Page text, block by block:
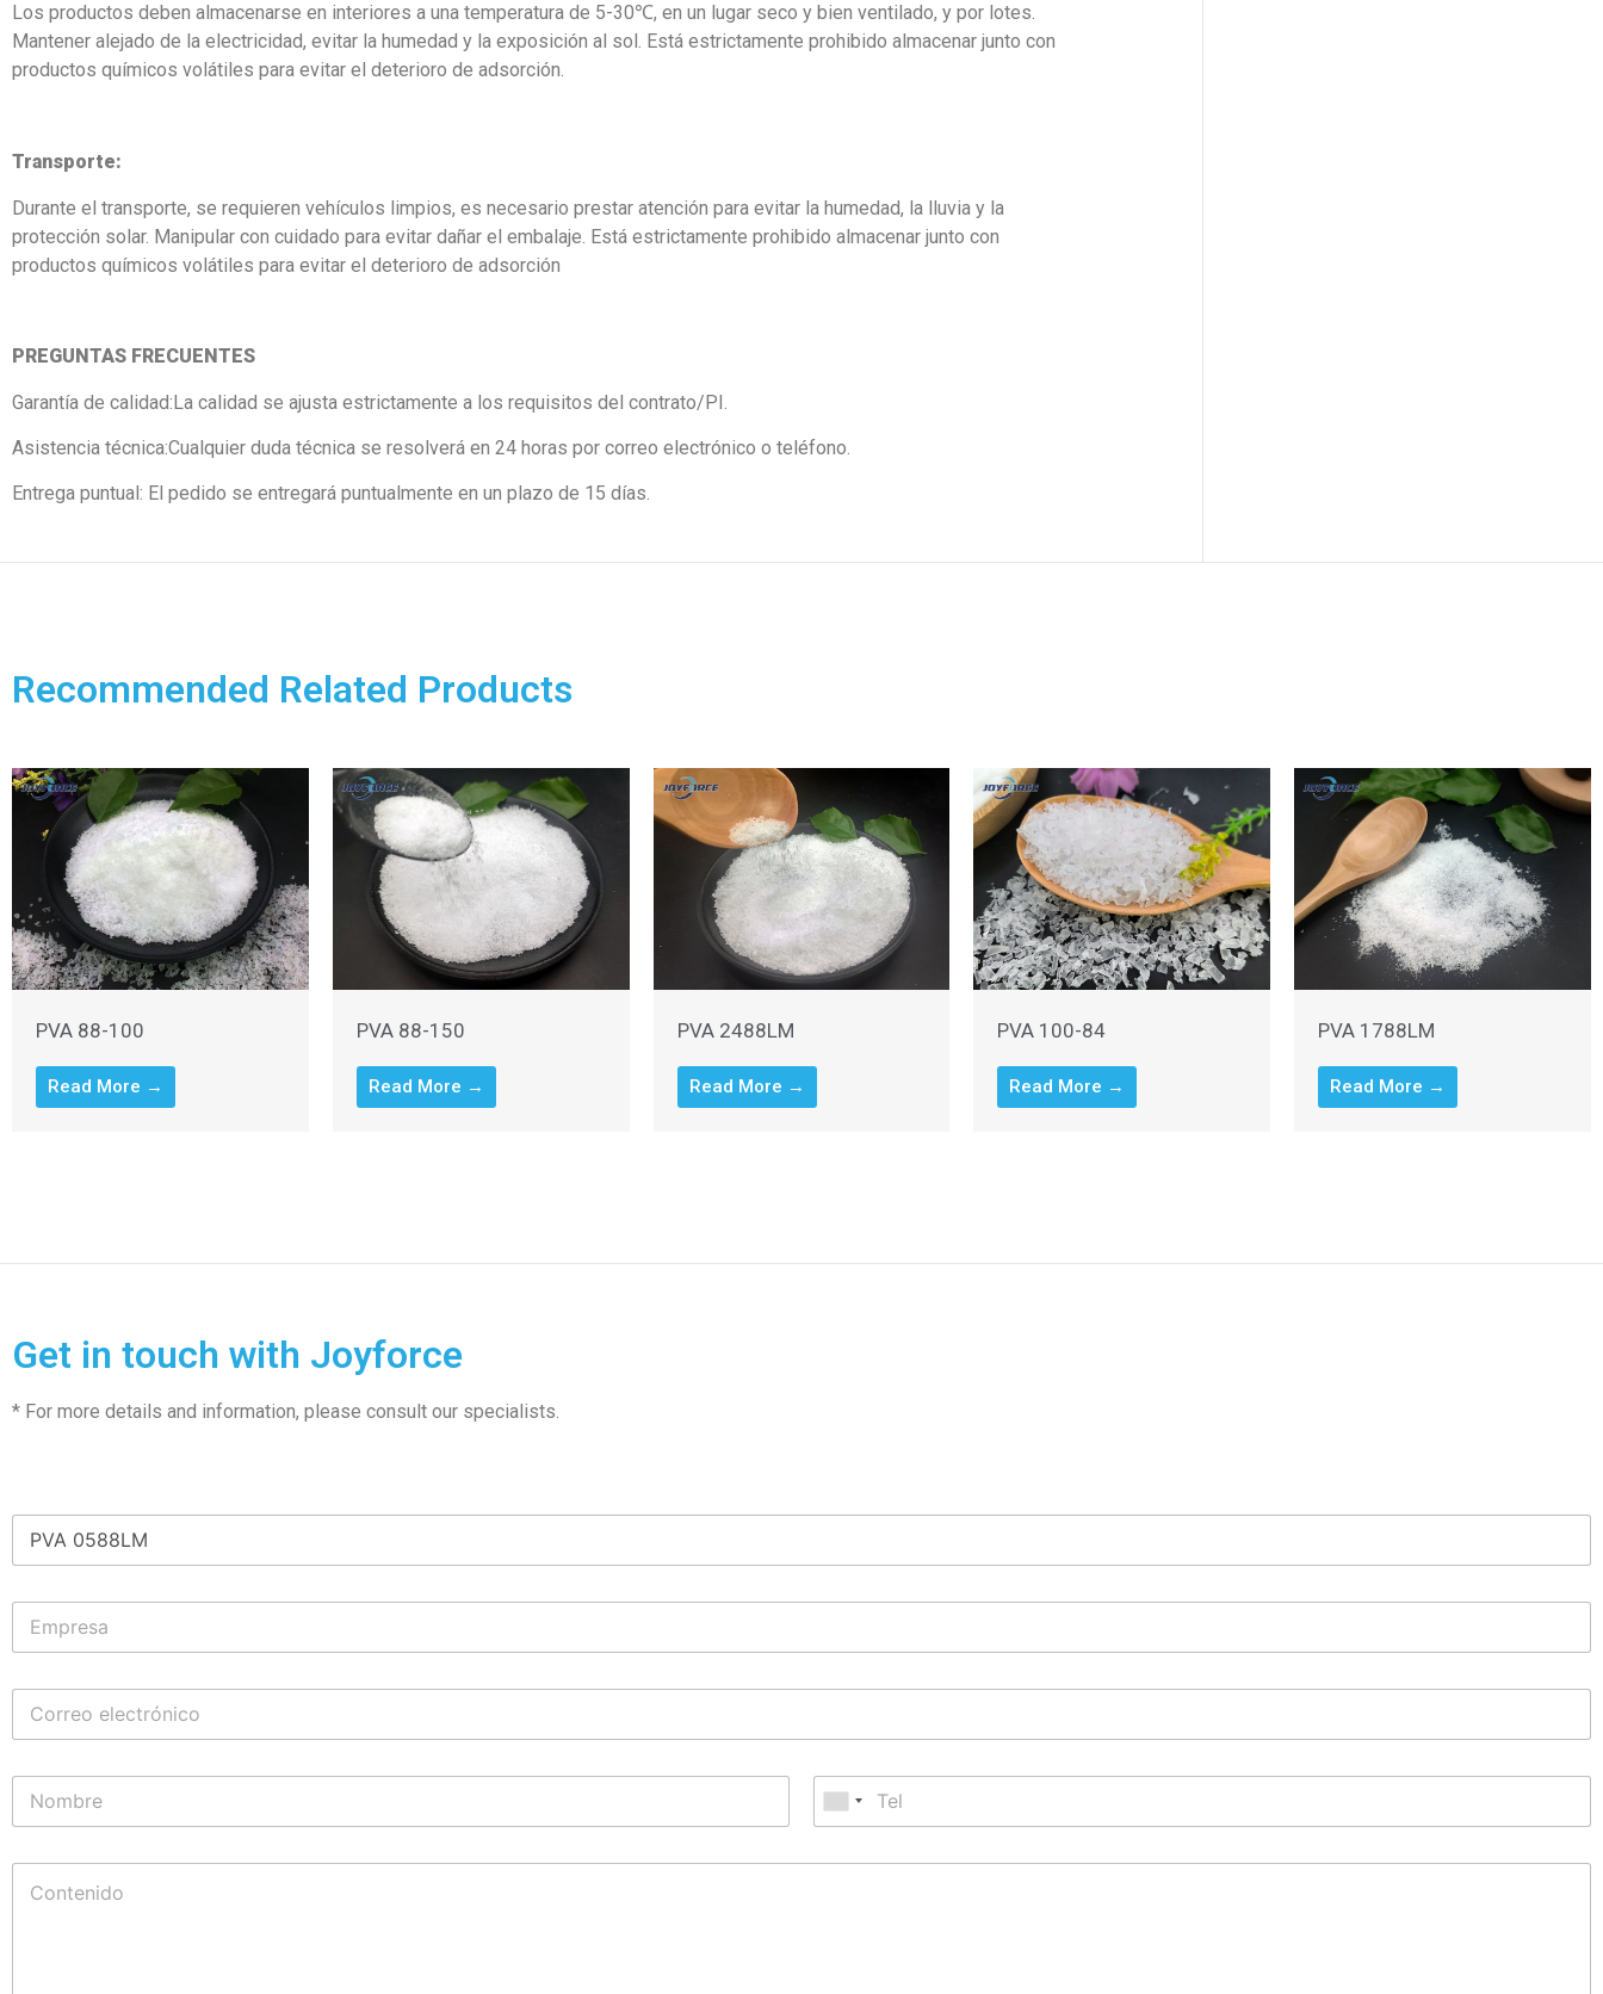
Los productos deben almacenarse en interiores a una temperatura de 5-30℃, en un lugar seco y bien ventilado, y por lotes.
Mantener alejado de la electricidad, evitar la humedad y la exposición al sol. Está estrictamente prohibido almacenar junto con
productos químicos volátiles para evitar el deterioro de adsorción.
Transporte:
Durante el transporte, se requieren vehículos limpios, es necesario prestar atención para evitar la humedad, la lluvia y la
protección solar. Manipular con cuidado para evitar dañar el embalaje. Está estrictamente prohibido almacenar junto con
productos químicos volátiles para evitar el deterioro de adsorción
PREGUNTAS FRECUENTES
Garantía de calidad:La calidad se ajusta estrictamente a los requisitos del contrato/PI.
Asistencia técnica:Cualquier duda técnica se resolverá en 24 horas por correo electrónico o teléfono.
Entrega puntual: El pedido se entregará puntualmente en un plazo de 15 días.
Recommended Related Products
PVA 88-100
Read More →
PVA 88-150
Read More →
PVA 2488LM
Read More →
PVA 100-84
Read More →
PVA 1788LM
Read More →
Get in touch with Joyforce
* For more details and information, please consult our specialists.